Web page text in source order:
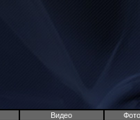
Видео